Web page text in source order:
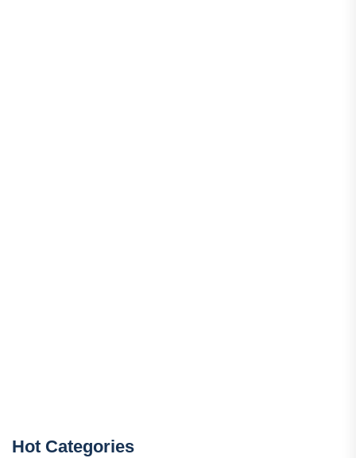
Hot Categories